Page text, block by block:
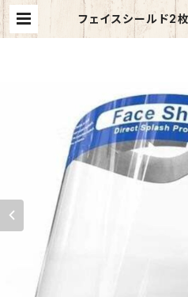
フェイスシールド2
HIN - Web